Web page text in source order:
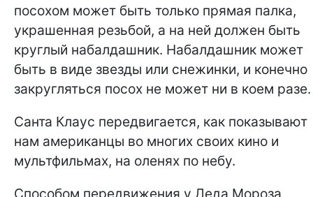
посохом может быть только прямая палка,
украшенная резьбой, а на ней должен быть
круглый набалдашник. Набалдашник может
быть в виде звезды или снежинки, и конечно
закругляться посох не может ни в коем разе.
Санта Клаус передвигается, как показывают
нам американцы во многих своих кино и
мультфильмах, на оленях по небу.